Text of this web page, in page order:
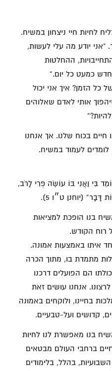
לחיות חיי ניצחון במשיח.
“אני יודע מה עלי לעשות,
ההחלטות
כמעט כל יום.”
כל הזמן? איך אני יכול
אותי לאדם שאלוהים
חיים בכוח שלנו. אך אנחנו
לעמוד במשיח.
בִּי וַאֲנִי בּוֹ עוֹשֶׂה פְּרִי לָרֹב,
(יוחנן ט״ו 5).
בנו הופכת למציאות
רוח הקודש.
איתו באמצעות אמונה.
מתמדת בו, מתוך הכרה
הם הפועלים דרכנו
אנחנו עושים זאת
בחיינו, ולוקחים באמונה
קדושים ועל-טבעיים.
בנו מאפשרת לנו לחיות
ברחבי העולם מבטאים
בהלל, בלימודים